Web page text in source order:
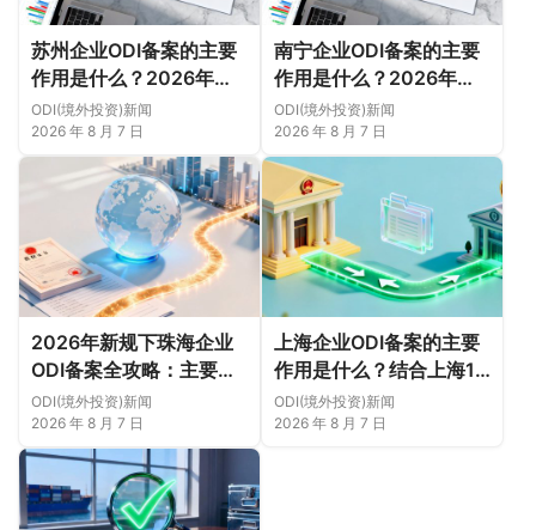
苏州企业ODI备案的主要
作用是什么？2026年新
规下先把这几个问题弄明
白（附成功案例与正规靠
谱代办中介推荐）
ODI(境外投资)新闻
2026 年 8 月 7 日
南宁企业ODI备案的主要
作用是什么？2026年新
规下，把这件事说透
ODI(境外投资)新闻
2026 年 8 月 7 日
2026年新规下珠海企业
ODI备案全攻略：主要作
用、各区合规重点、外汇
登记与案例解析正规靠谱
代办中介推荐
ODI(境外投资)新闻
2026 年 8 月 7 日
上海企业ODI备案的主要
作用是什么？结合上海16
区企业特点，看懂2026
年境外投资合规逻辑
ODI(境外投资)新闻
2026 年 8 月 7 日